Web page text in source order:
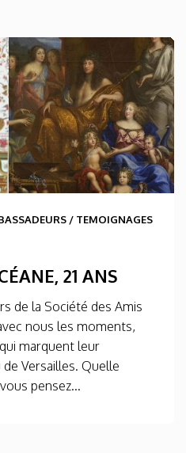
/ TEMOIGNAGES
21 ANS
de la Société des Amis
nous les moments,
marquent leur
Versailles. Quelle
pensez...